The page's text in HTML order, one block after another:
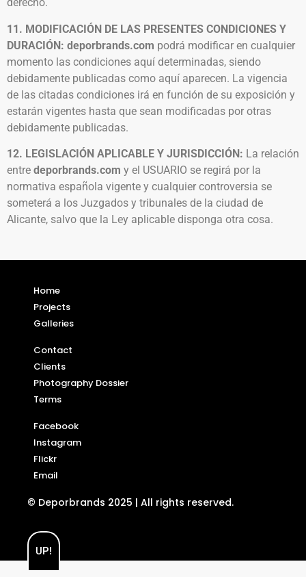
11. MODIFICACIÓN DE LAS PRESENTES CONDICIONES Y
DURACIÓN: deporbrands.com podrá modificar en cualquier
momento las condiciones aquí determinadas, siendo
debidamente publicadas como aquí aparecen. La vigencia
de las citadas condiciones irá en función de su exposición y
estarán vigentes hasta que sean modificadas por otras
debidamente publicadas.
12. LEGISLACIÓN APLICABLE Y JURISDICCIÓN: La relación
entre deporbrands.com y el USUARIO se regirá por la
normativa española vigente y cualquier controversia se
someterá a los Juzgados y tribunales de la ciudad de
Alicante, salvo que la Ley aplicable disponga otra cosa.
© Deporbrands 2025 | All rights reserved.
Home
Projects
Galleries
Contact
Clients
Photography Dossier
Terms
Facebook
Instagram
Flickr
Email
UP!